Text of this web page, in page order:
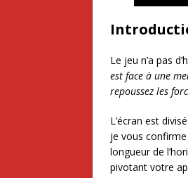
Le jeu n’a pas
est face à une
repoussez les
L’écran est
je vous
longueur de
pivotant votre